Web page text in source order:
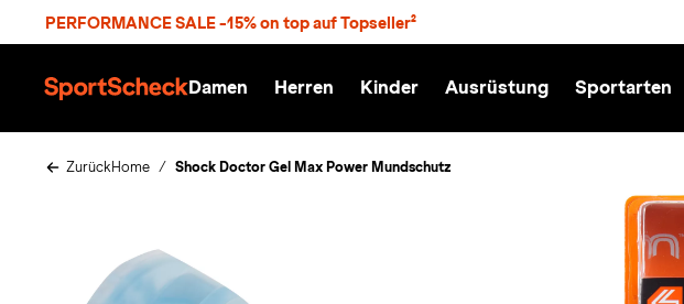
PERFORMANCE SALE -15% on top auf Topseller²
Damen Herren Kinder Ausrüstung Sportarten
ZurückHome Shock Doctor Gel Max Power Mundschutz